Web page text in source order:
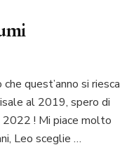
quest’anno si riesca
al 2019, spero di
2022 ! Mi piace molto
Leo sceglie …